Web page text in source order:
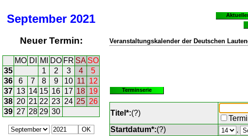
September 2021
Neuer Termin:
MO DI MI DO FR SA SO
35
1 2 3 4
5
36
6 7 8 9 10 11 12
37 13 14 15 16 17 18 19
38 20 21 22 23 24 25 26
39 27 28 29 30
Veranstaltungskalender der Deutschen
Terminserie
Titel*:(?)
Startdatum*:(?)
.